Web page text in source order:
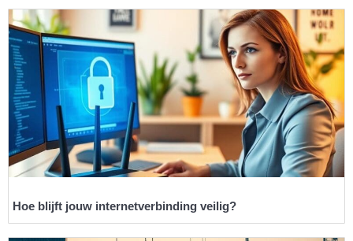
Hoe blijft jouw internetverbinding veilig?